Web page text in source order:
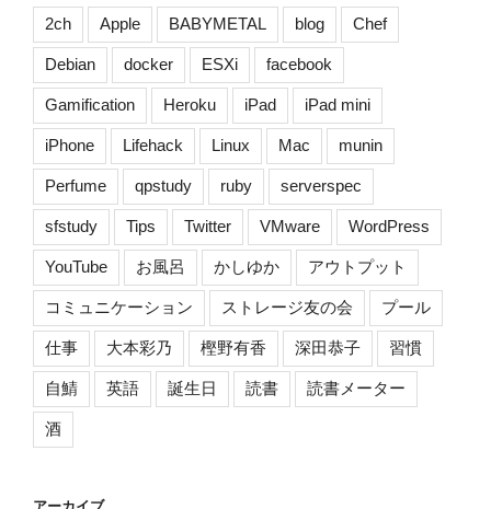
2ch Apple BABYMETAL blog Chef
Debian docker ESXi facebook
Gamification Heroku iPad iPad mini
iPhone Lifehack Linux Mac munin
Perfume qpstudy ruby serverspec
sfstudy Tips Twitter VMware WordPress
YouTube お風呂 かしゆか アウトプット
コミュニケーション ストレージ友の会 プール
仕事 大本彩乃 樫野有香 深田恭子 習慣
自鯖 英語 誕生日 読書 読書メーター
酒